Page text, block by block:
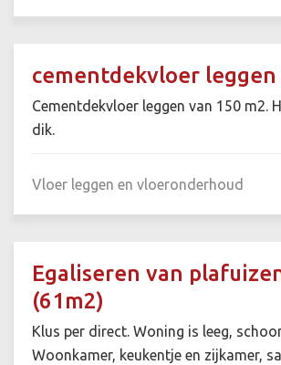
cementdekvloer leggen
Cementdekvloer leggen van 150 m2.
dik.
Vloer leggen en vloeronderhoud
Egaliseren van
(61m2)
Klus per direct. Woning is leeg,
Woonkamer, keukentje en zijkamer,